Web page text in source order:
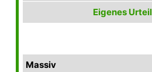
Eigenes
Massiv